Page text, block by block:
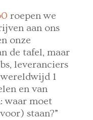
roepen we
aan ons
onze
de tafel, maar
leveranciers
1
en van
waar moet
staan?”